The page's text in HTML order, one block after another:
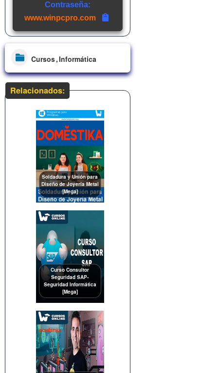
Contraseña:
www.winpcpro.com
Cursos Informática
Relacionados:
Soldadura y Unión para
Diseño de Joyería Metal
[Mega]
Curso Consultor
Seguridad SAP-
Seguridad Informática
[Mega]